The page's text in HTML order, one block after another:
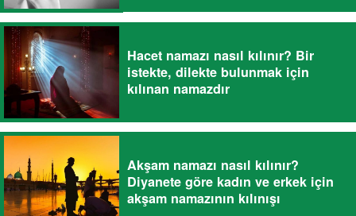
Hacet namazı nasıl kılınır? Bir
istekte, dilekte bulunmak için
kılınan namazdır
Akşam namazı nasıl kılınır?
Diyanete göre kadın ve erkek için
akşam namazının kılınışı